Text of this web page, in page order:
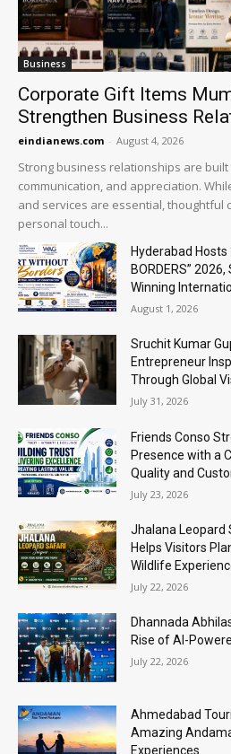
Business
Corporate Gift Items
Strengthen Business
eindianews.com - August 4, 2026
Strong business relationships are
communication, and appreciation.
and services are essential, thoughtful
personal touch...
Hyderabad Hosts
BORDERS”
Winning
August 1, 2026
Sruchit Kumar
Entrepreneur
Through Global
July 31, 2026
Friends Conso
Presence with a
Quality and
July 23, 2026
Jhalana Leopard
Helps Visitors
Wildlife
July 22, 2026
Dhannada
Rise of AI-
July 22, 2026
Ahmedabad
Amazing
Experiences